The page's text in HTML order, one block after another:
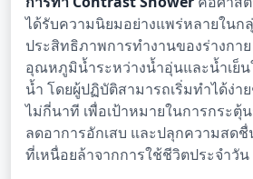
ได้รับความนิยมอย่างแพร่หลายในก
ประสิทธิภาพการทำงานของร่างกา
อุณหภูมิน้ำระหว่างน้ำอุ่นและน้ำเย็น
น้ำ โดยผู้ปฏิบัติสามารถเริ่มทำได้ง่า
ไม่กี่นาที เพื่อเป้าหมายในการกระตุ้
ลดอาการอักเสบ และปลุกความสด
ที่เหนื่อยล้าจากการใช้ชีวิตประจำวัน